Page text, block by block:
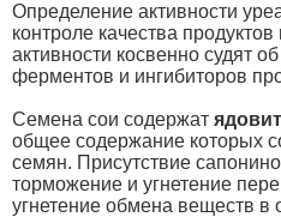
Определение активности
контроле качества
активности косвенно судят
ферментов и ингибиторов
Семена сои содержат
общее содержание которых
семян. Присутствие
торможение и угнетение
угнетение обмена веществ в